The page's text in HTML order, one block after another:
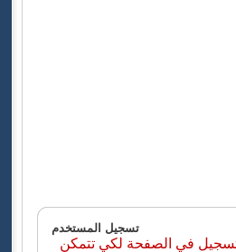
تسجيل المستخدم
في الصفحة لكي تتمكن